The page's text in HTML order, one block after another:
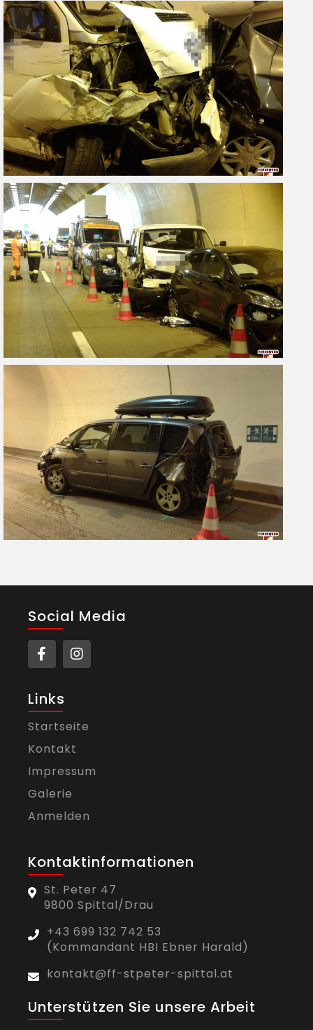
Social Media
Links
Startseite
Kontakt
Impressum
Galerie
Anmelden
Kontaktinformationen
St. Peter 47
9800 Spittal/Drau
+43 699 132 742 53
(Kommandant HBI Ebner Harald)
kontakt@ff-stpeter-spittal.at
Unterstützen Sie unsere Arbeit